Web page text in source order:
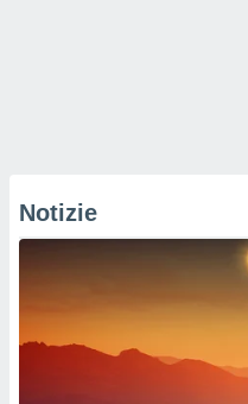
Notizie